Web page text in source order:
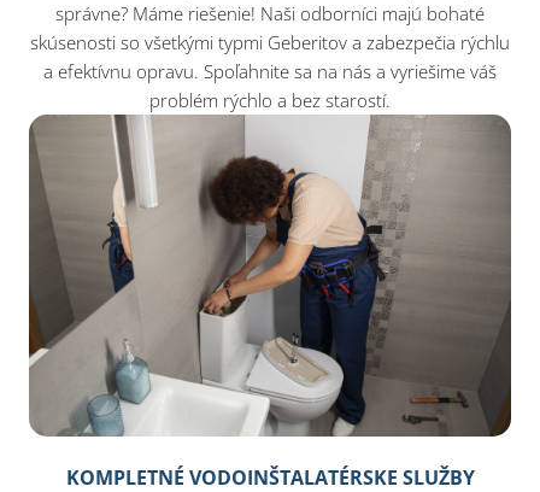
správne? Máme riešenie! Naši odborníci majú bohaté
skúsenosti so všetkými typmi Geberitov a zabezpečia rýchlu
a efektívnu opravu. Spoľahnite sa na nás a vyriešime váš
problém rýchlo a bez starostí.
KOMPLETNÉ VODOINŠTALATÉRSKE SLUŽBY